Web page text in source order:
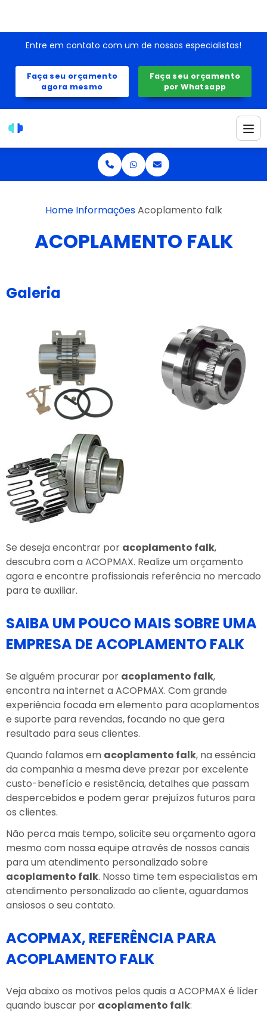
Entre em contato com um de nossos especialistas!
Faça seu orçamento
agora mesmo
Faça seu orçamento
por Whatsapp
Home InformaçõesAcoplamento falk
ACOPLAMENTO FALK
Galeria
Se deseja encontrar por acoplamento falk,
descubra com a ACOPMAX. Realize um orçamento
agora e encontre profissionais referência no mercado
para te auxiliar.
SAIBA UM POUCO MAIS SOBRE UMA
EMPRESA DE ACOPLAMENTO FALK
Se alguém procurar por acoplamento falk,
encontra na internet a ACOPMAX. Com grande
experiência focada em elemento para acoplamentos
e suporte para revendas, focando no que gera
resultado para seus clientes.
Quando falamos em acoplamento falk, na essência
da companhia a mesma deve prezar por excelente
custo-benefício e resistência, detalhes que passam
despercebidos e podem gerar prejuízos futuros para
os clientes.
Não perca mais tempo, solicite seu orçamento agora
mesmo com nossa equipe através de nossos canais
para um atendimento personalizado sobre
acoplamento falk. Nosso time tem especialistas em
atendimento personalizado ao cliente, aguardamos
ansiosos o seu contato.
ACOPMAX, REFERÊNCIA PARA
ACOPLAMENTO FALK
Veja abaixo os motivos pelos quais a ACOPMAX é líder
quando buscar por acoplamento falk: